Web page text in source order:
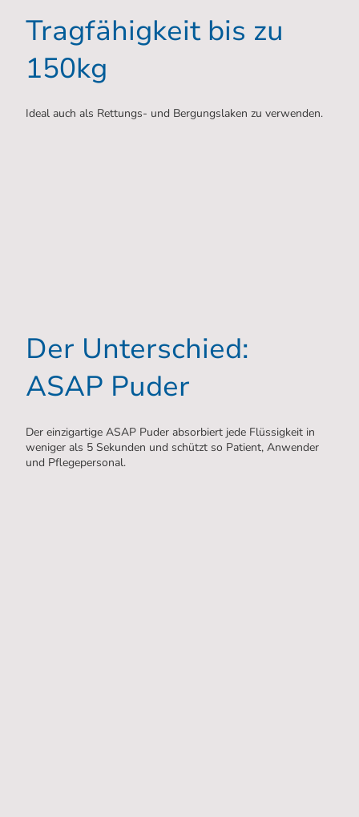
Tragfähigkeit bis zu
150kg
Ideal auch als Rettungs- und Bergungslaken zu verwenden.
Der Unterschied:
ASAP Puder
Der einzigartige ASAP Puder absorbiert jede Flüssigkeit in
weniger als 5 Sekunden und schützt so Patient, Anwender
und Pflegepersonal.